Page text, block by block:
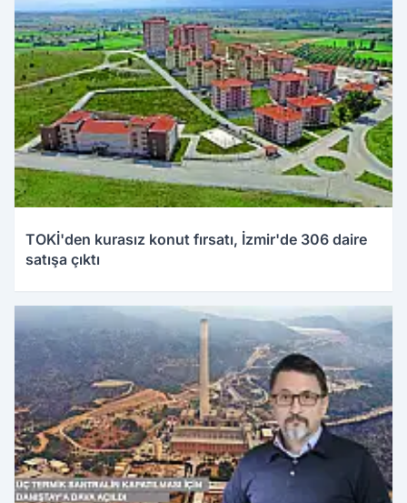
TOKİ'den kurasız konut fırsatı, İzmir'de 306 daire
satışa çıktı